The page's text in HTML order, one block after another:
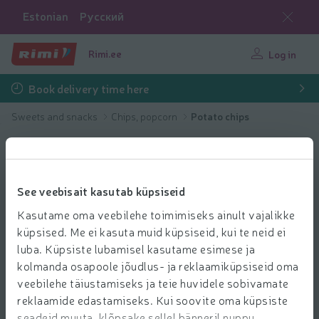
See veebisait kasutab küpsiseid
Kasutame oma veebilehe toimimiseks ainult vajalikke
küpsised. Me ei kasuta muid küpsiseid, kui te neid ei
luba. Küpsiste lubamisel kasutame esimese ja
kolmanda osapoole jõudlus- ja reklaamiküpsiseid oma
veebilehe täiustamiseks ja teie huvidele sobivamate
reklaamide edastamiseks. Kui soovite oma küpsiste
Estonian Русский
Rimi.ee Log in
Book delivery time here
Sweets and snacks Chips, popcorn Potato chips